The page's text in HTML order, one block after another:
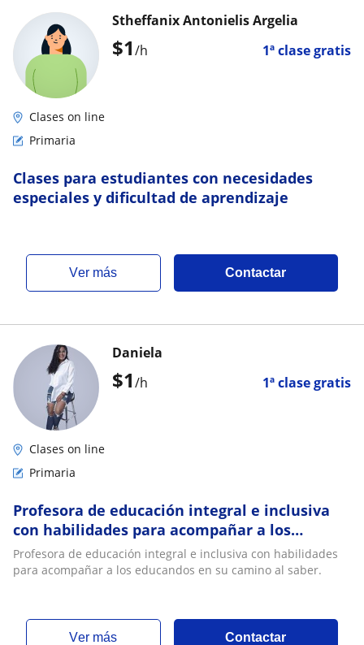
$1/h 1ª clase gratis
Stheffanix Antonielis Argelia
Clases on line
Primaria
Clases para estudiantes con necesidades
especiales y dificultad de aprendizaje
ver más Contactar
$1/h 1ª clase gratis
Daniela
Clases on line
Primaria
Profesora de educación integral e inclusiva
con habilidades para acompañar a los
educandos en su camino al saber
Profesora de educación integral e inclusiva con habilidades
para acompañar a los educandos en su camino al saber.
ver más Contactar